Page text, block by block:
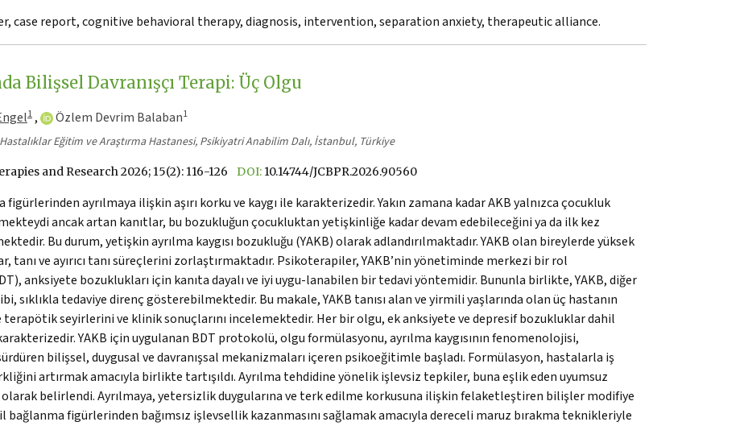
case report, cognitive behavioral therapy, diagnosis, intervention, separation anxiety, therapeutic alliance.
Bilişsel Davranışçı Terapi: Üç Olgu
1 , Özlem Devrim Balaban1
Eğitim ve Araştırma Hastanesi, Psikiyatri Anabilim Dalı, İstanbul, Türkiye
and Research 2026; 15(2): 116-126 DOI: 10.14744/JCBPR.2026.90560
figürlerinden ayrılmaya ilişkin aşırı korku ve kaygı ile karakterizedir. Yakın zamana kadar AKB yalnızca çocukluk
ancak artan kanıtlar, bu bozukluğun çocukluktan yetişkinliğe kadar devam edebileceğini ya da ilk kez
Bu durum, yetişkin ayrılma kaygısı bozukluğu (YAKB) olarak adlandırılmaktadır. YAKB olan bireylerde yüksek
ve ayırıcı tanı süreçlerini zorlaştırmaktadır. Psikoterapiler, YAKB’nin yönetiminde merkezi bir rol
anksiyete bozuklukları için kanıta dayalı ve iyi uygu-lanabilen bir tedavi yöntemidir. Bununla birlikte, YAKB, diğer
sıklıkla tedaviye direnç gösterebilmektedir. Bu makale, YAKB tanısı alan ve yirmili yaşlarında olan üç hastanın
seyirlerini ve klinik sonuçlarını incelemektedir. Her bir olgu, ek anksiyete ve depresif bozukluklar dahil
YAKB için uygulanan BDT protokolü, olgu formülasyonu, ayrılma kaygısının fenomenolojisi,
bilişsel, duygusal ve davranışsal mekanizmaları içeren psikoeğitimle başladı. Formülasyon, hastalarla iş
artırmak amacıyla birlikte tartışıldı. Ayrılma tehdidine yönelik işlevsiz tepkiler, buna eşlik eden uyumsuz
belirlendi. Ayrılmaya, yetersizlik duygularına ve terk edilme korkusuna ilişkin felaketleştiren bilişler modifiye
bağlanma figürlerinden bağımsız işlevsellik kazanmasını sağlamak amacıyla dereceli maruz bırakma teknikleriyle